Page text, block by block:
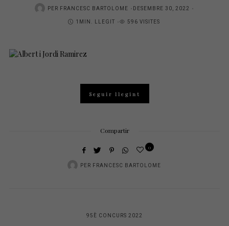
PER FRANCESC BARTOLOME
POSTED
ON
DESEMBRE 30, 2022
1MIN. LLEGIT
596 VISITES
Seguir llegint
Compartir
PER FRANCESC BARTOLOME
0
95È CONCURS 2022